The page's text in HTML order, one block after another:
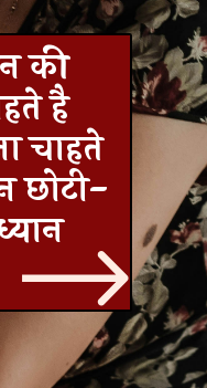
की
है
चाहते
छोटी-